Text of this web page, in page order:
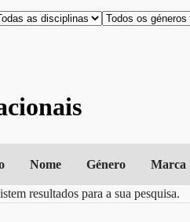
Nome Género Marca
resultados para a sua pesquisa.